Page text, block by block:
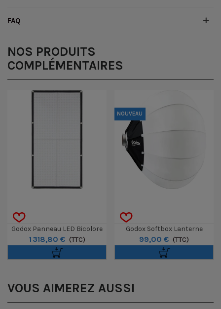
FAQ
NOS PRODUITS
COMPLÉMENTAIRES
Godox Panneau LED Bicolore
Souple KNOWLED F400Bi
(60x120cm)
1 318,80 € (TTC)
NOUVEAU
Godox Softbox Lanterne
KNOWLED CS85D - 85cm
99,00 € (TTC)
VOUS AIMEREZ AUSSI